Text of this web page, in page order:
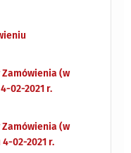
(w
02-2021 r.
(w
02-2021 r.